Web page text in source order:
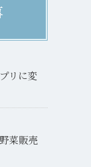
リに変
菜販売